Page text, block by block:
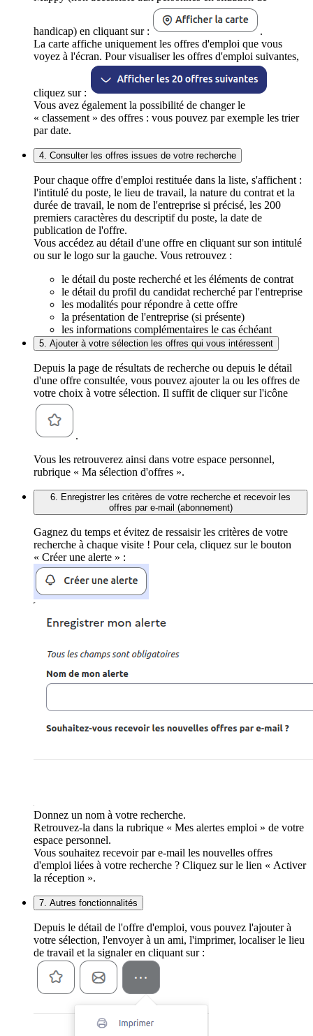
handicap) en cliquant sur :
.
La carte affiche uniquement les offres d'emploi que vous
voyez à l'écran. Pour visualiser les offres d'emploi suivantes,
cliquez sur :
Vous avez également la possibilité de changer le
« classement » des offres : vous pouvez par exemple les trier
par date.
4. Consulter les offres issues de votre recherche
Pour chaque offre d'emploi restituée dans la liste, s'affichent :
l'intitulé du poste, le lieu de travail, la nature du contrat et la
durée de travail, le nom de l'entreprise si précisé, les 200
premiers caractères du descriptif du poste, la date de
publication de l'offre.
Vous accédez au détail d'une offre en cliquant sur son intitulé
ou sur le logo sur la gauche. Vous retrouvez :
le détail du poste recherché et les éléments de contrat
le détail du profil du candidat recherché par l'entreprise
les modalités pour répondre à cette offre
la présentation de l'entreprise (si présente)
les informations complémentaires le cas échéant
5. Ajouter à votre sélection les offres qui vous intéressent
Depuis la page de résultats de recherche ou depuis le détail
d'une offre consultée, vous pouvez ajouter la ou les offres de
votre choix à votre sélection. Il suffit de cliquer sur l'icône
.
Vous les retrouverez ainsi dans votre espace personnel,
rubrique « Ma sélection d'offres ».
6. Enregistrer les critères de votre recherche et recevoir les
offres par e-mail (abonnement)
Gagnez du temps et évitez de ressaisir les critères de votre
recherche à chaque visite ! Pour cela, cliquez sur le bouton
« Créer une alerte » :
Donnez un nom à votre recherche.
Retrouvez-la dans la rubrique « Mes alertes emploi » de votre
espace personnel.
Vous souhaitez recevoir par e-mail les nouvelles offres
d'emploi liées à votre recherche ? Cliquez sur le lien « Activer
la réception ».
7. Autres fonctionnalités
Depuis le détail de l'offre d'emploi, vous pouvez l'ajouter à
votre sélection, l'envoyer à un ami, l'imprimer, localiser le lieu
de travail et la signaler en cliquant sur :